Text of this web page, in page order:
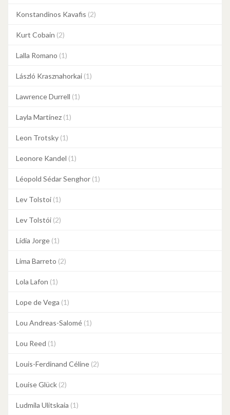
Konstandinos Kavafis (2)
Kurt Cobain (2)
Lalla Romano (1)
László Krasznahorkai (1)
Lawrence Durrell (1)
Layla Martínez (1)
Leon Trotsky (1)
Leonore Kandel (1)
Léopold Sédar Senghor (1)
Lev Tolstoi (1)
Lev Tolstói (2)
Lídia Jorge (1)
Lima Barreto (2)
Lola Lafon (1)
Lope de Vega (1)
Lou Andreas-Salomé (1)
Lou Reed (1)
Louis-Ferdinand Céline (2)
Louise Glück (2)
Ludmila Ulitskaia (1)